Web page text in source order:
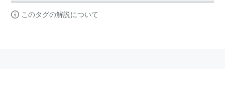
このタグの解説について